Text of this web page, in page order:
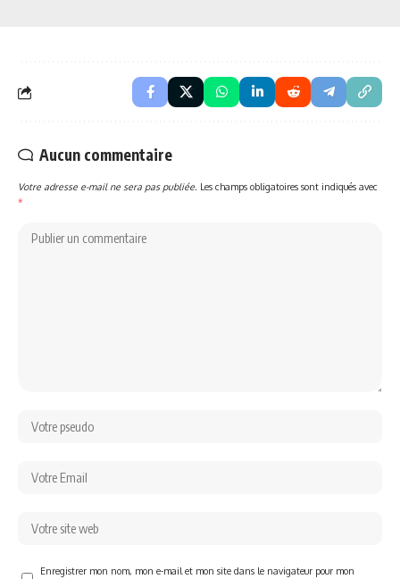
Aucun commentaire
Votre adresse e-mail ne sera pas publiée. Les champs obligatoires sont indiqués avec
*
Enregistrer mon nom, mon e-mail et mon site dans le navigateur pour mon